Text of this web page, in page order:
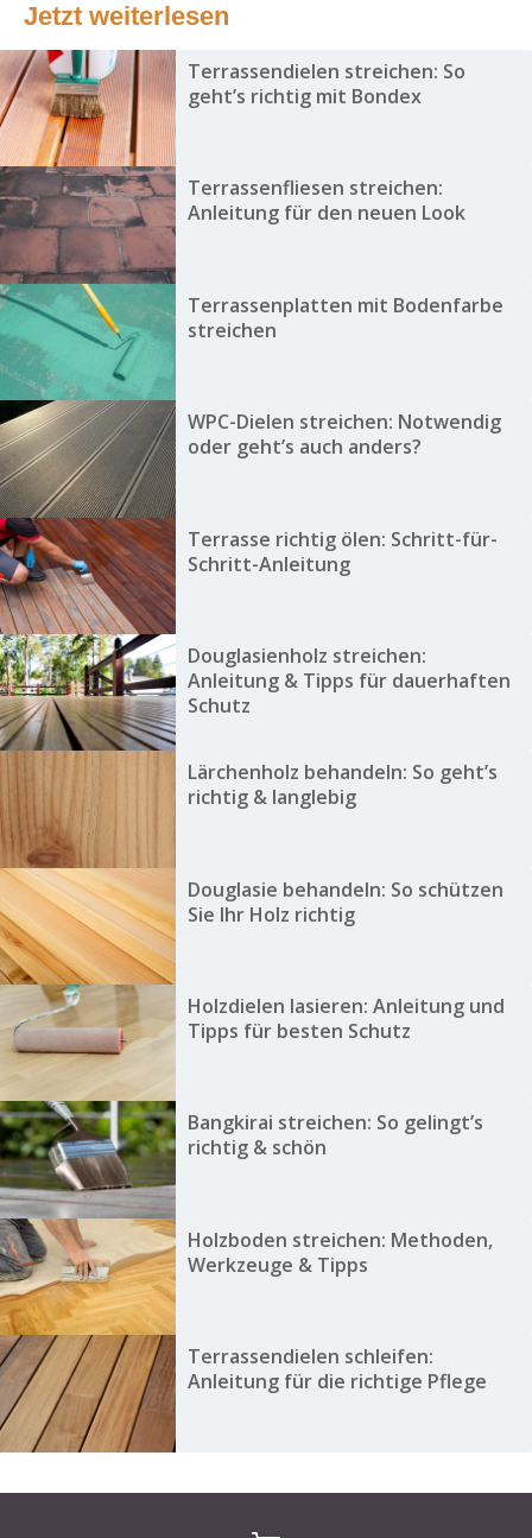
Jetzt weiterlesen
Terrassendielen streichen: So
geht’s richtig mit Bondex
Terrassenfliesen streichen:
Anleitung für den neuen Look
Terrassenplatten mit Bodenfarbe
streichen
WPC-Dielen streichen: Notwendig
oder geht’s auch anders?
Terrasse richtig ölen: Schritt-für-
Schritt-Anleitung
Douglasienholz streichen:
Anleitung & Tipps für dauerhaften
Schutz
Lärchenholz behandeln: So geht’s
richtig & langlebig
Douglasie behandeln: So schützen
Sie Ihr Holz richtig
Holzdielen lasieren: Anleitung und
Tipps für besten Schutz
Bangkirai streichen: So gelingt’s
richtig & schön
Holzboden streichen: Methoden,
Werkzeuge & Tipps
Terrassendielen schleifen:
Anleitung für die richtige Pflege